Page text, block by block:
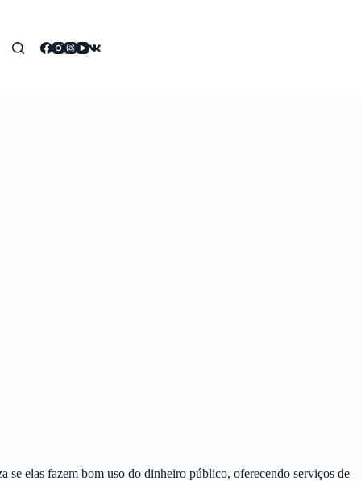
elas fazem bom uso do dinheiro público, oferecendo serviços de